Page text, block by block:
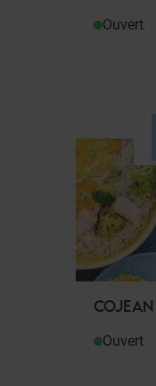
Ouvert
COJEAN
Ouvert